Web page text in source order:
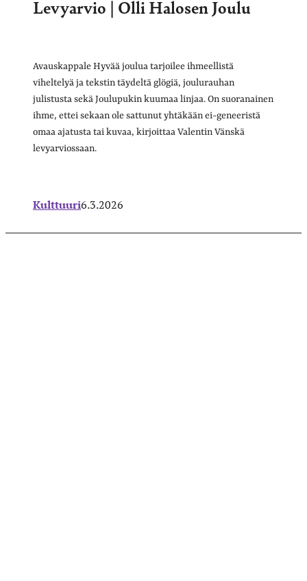
Levyarvio | Olli Halosen Joulu
Avauskappale Hyvää joulua tarjoilee ihmeellistä
viheltelyä ja tekstin täydeltä glögiä, joulurauhan
julistusta sekä Joulupukin kuumaa linjaa. On suoranainen
ihme, ettei sekaan ole sattunut yhtäkään ei-geneeristä
omaa ajatusta tai kuvaa, kirjoittaa Valentin Vänskä
levyarviossaan.
Kulttuuri6.3.2026